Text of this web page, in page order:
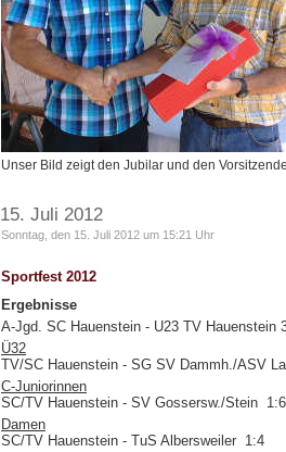
Unser Bild zeigt den Jubilar und den
15. Juli 2012
Sonntag, den 15. Juli 2012 um 15:21 Uhr
Sportfest 2012
Ergebnisse
A-Jgd. SC Hauenstein - U23 TV Hauenstein
Ü32
TV/SC Hauenstein - SG SV Dammh./ASV
C-Juniorinnen
SC/TV Hauenstein - SV Gossersw./Stein 1:6
Damen
SC/TV Hauenstein - TuS Albersweiler 1:4